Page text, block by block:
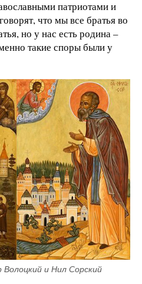
патриотами и
что мы все братья во
но у нас есть родина –
такие споры были у
и Нил Сорский